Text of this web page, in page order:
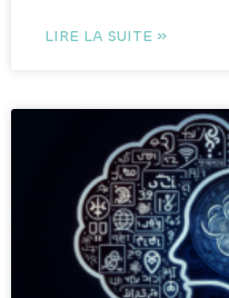
LIRE LA SUITE »